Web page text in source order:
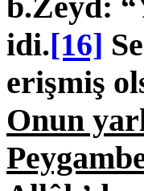
idi.[16]
erişmiş
Onun